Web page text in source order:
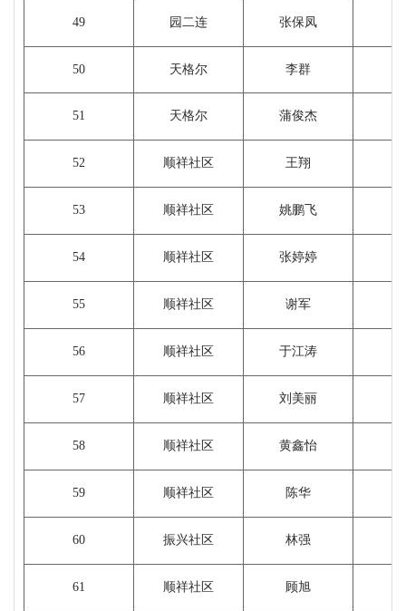
49 园二连 张保凤
50 天格尔 李群
51 天格尔 蒲俊杰
52 顺祥社区 王翔
53 顺祥社区 姚鹏飞
54 顺祥社区 张婷婷
55 顺祥社区 谢军
56 顺祥社区 于江涛
57 顺祥社区 刘美丽
58 顺祥社区 黄鑫怡
59 顺祥社区 陈华
60 振兴社区 林强
61 顺祥社区 顾旭